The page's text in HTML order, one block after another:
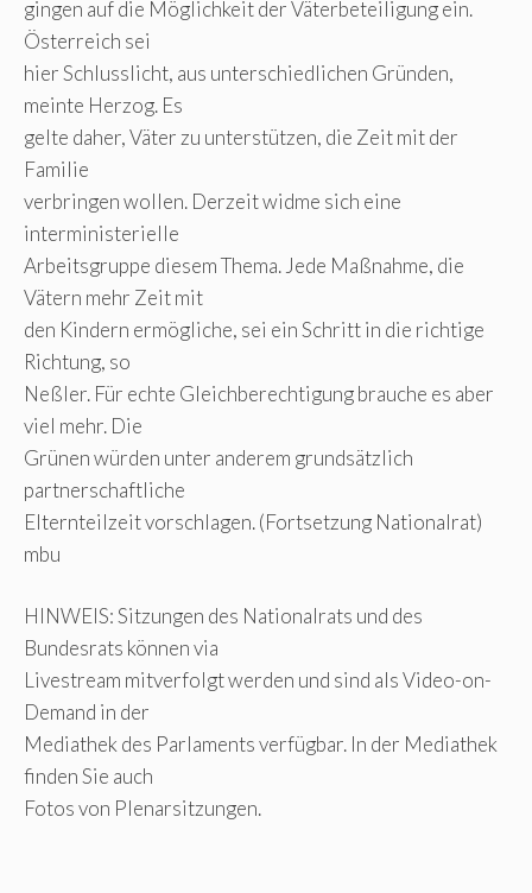
gingen auf die Möglichkeit der Väterbeteiligung ein.
Österreich sei
hier Schlusslicht, aus unterschiedlichen Gründen,
meinte Herzog. Es
gelte daher, Väter zu unterstützen, die Zeit mit der
Familie
verbringen wollen. Derzeit widme sich eine
interministerielle
Arbeitsgruppe diesem Thema. Jede Maßnahme, die
Vätern mehr Zeit mit
den Kindern ermögliche, sei ein Schritt in die richtige
Richtung, so
Neßler. Für echte Gleichberechtigung brauche es aber
viel mehr. Die
Grünen würden unter anderem grundsätzlich
partnerschaftliche
Elternteilzeit vorschlagen. (Fortsetzung Nationalrat)
mbu
HINWEIS: Sitzungen des Nationalrats und des
Bundesrats können via
Livestream mitverfolgt werden und sind als Video-on-
Demand in der
Mediathek des Parlaments verfügbar. In der Mediathek
finden Sie auch
Fotos von Plenarsitzungen.